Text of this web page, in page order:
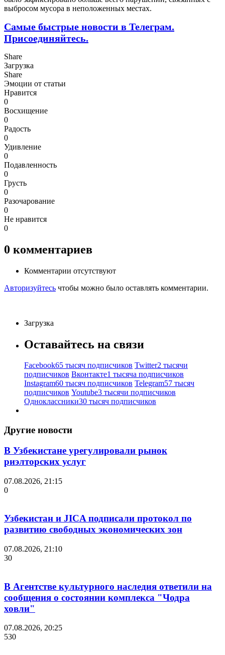
выбросом мусора в неположенных местах.
Самые быстрые новости в Телеграм.
Присоединяйтесь.
Share
Загрузка
Share
Эмоции от статьи
Нравится
0
Восхищение
0
Радость
0
Удивление
0
Подавленность
0
Грусть
0
Разочарование
0
Не нравится
0
0 комментариев
Комментарии отсутствуют
Авторизуйтесь чтобы можно было оставлять комментарии.
Загрузка
Оставайтесь на связи
Facebook65 тысяч подписчиков Twitter2 тысячи
подписчиков Вконтакте1 тысяча подписчиков
Instagram60 тысяч подписчиков Telegram57 тысяч
подписчиков Youtube3 тысячи подписчиков
Одноклассники30 тысяч подписчиков
Другие новости
В Узбекистане урегулировали рынок
риэлторских услуг
07.08.2026, 21:15
0
Узбекистан и JICA подписали протокол по
развитию свободных экономических зон
07.08.2026, 21:10
30
В Агентстве культурного наследия ответили на
сообщения о состоянии комплекса "Чодра
ховли"
07.08.2026, 20:25
530